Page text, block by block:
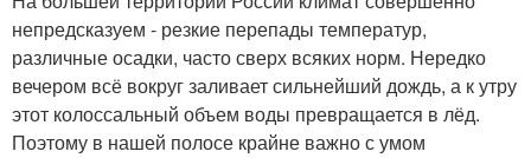
Уличные лестницы
непредсказуем - резкие перепады температур,
различные осадки, часто сверх всяких норм. Нередко
вечером всё вокруг заливает сильнейший дождь, а к утру
этот колоссальный объем воды превращается в лёд.
Поэтому в нашей полосе крайне важно с умом